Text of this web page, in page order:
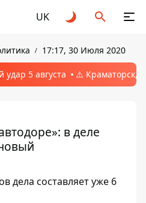
UK
17:17, 30 Июля 2020
удар 5 августа ⚠️ Краматорск,
в деле
дела составляет уже 6